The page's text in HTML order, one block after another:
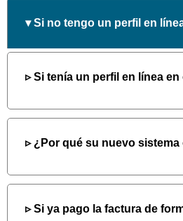
Si no tengo un perfil en
Si tenía un perfil en línea
¿Por qué su nuevo sistema
Si ya pago la factura de